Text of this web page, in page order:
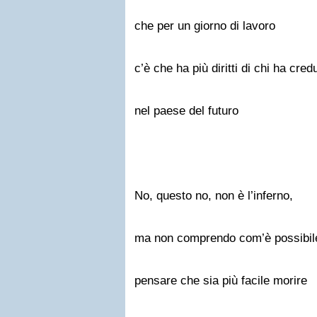
che per un giorno di lavoro
c’è che ha più diritti di chi ha
nel paese del futuro
No, questo no, non è l’inferno,
ma non comprendo com’è
pensare che sia più facile morire